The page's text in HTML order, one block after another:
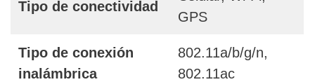
Tipo de conectividad
GPS
Tipo de conexión
inalámbrica
802.11a/b/g/n,
802.11ac